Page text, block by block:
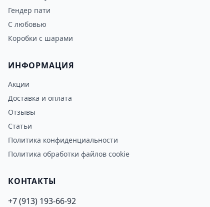
Гендер пати
С любовью
Коробки с шарами
ИНФОРМАЦИЯ
Акции
Доставка и оплата
Отзывы
Статьи
Политика конфиденциальности
Политика обработки файлов cookie
КОНТАКТЫ
+7 (913) 193-66-92